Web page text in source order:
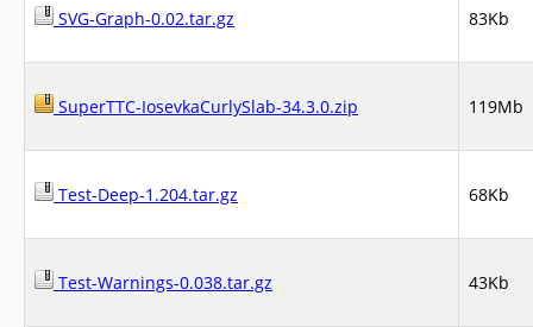
SVG-Graph-0.02.tar.gz 83Kb
SuperTTC-IosevkaCurlySlab-34.3.0.zip 119Mb
Test-Deep-1.204.tar.gz 68Kb
Test-Warnings-0.038.tar.gz 43Kb